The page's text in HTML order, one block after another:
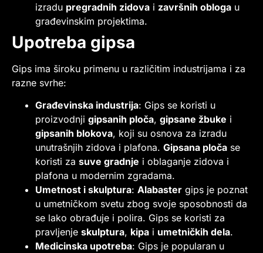
izradu pregradnih zidova i završnih obloga u
građevinskim projektima.
Upotreba gipsa
Gips ima široku primenu u različitim industrijama i za
razne svrhe:
Građevinska industrija: Gips se koristi u
proizvodnji gipsanih ploča, gipsane žbuke i
gipsanih blokova, koji su osnova za izradu
unutrašnjih zidova i plafona. Gipsana ploča se
koristi za suve gradnje i oblaganje zidova i
plafona u modernim zgradama.
Umetnost i skulptura: Alabaster gips je poznat
u umetničkom svetu zbog svoje sposobnosti da
se lako obrađuje i polira. Gips se koristi za
pravljenje skulptura, kipa i umetničkih dela.
Medicinska upotreba: Gips je popularan u